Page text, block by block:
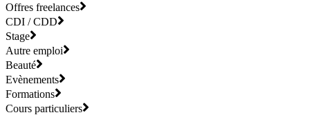
Offres freelances
CDI / CDD
Stage
Autre emploi
Beauté
Evènements
Formations
Cours particuliers